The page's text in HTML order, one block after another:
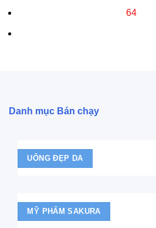
64
Danh mục Bán chạy
UỐNG ĐẸP DA
MỸ PHẨM SAKURA